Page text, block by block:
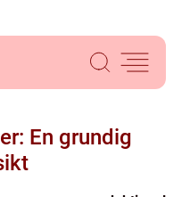
En grundig